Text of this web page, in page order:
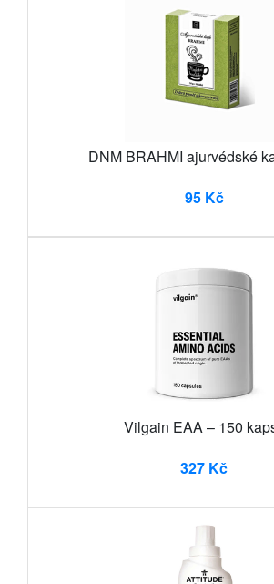
DNM BRAHMI ajurvédské
95 Kč
Vilgain EAA – 150
327 Kč